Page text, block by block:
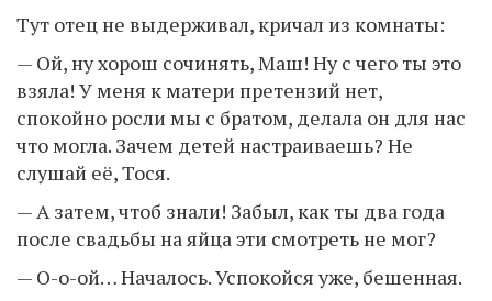
Тут отец не выдерживал, кричал из комнаты:
— Ой, ну хорош сочинять, Маш! Ну с чего ты это
взяла! У меня к матери претензий нет,
спокойно росли мы с братом, делала он для нас
что могла. Зачем детей настраиваешь? Не
слушай её, Тося.
— А затем, чтоб знали! Забыл, как ты два года
после свадьбы на яйца эти смотреть не мог?
— О-о-ой… Началось. Успокойся уже, бешенная.